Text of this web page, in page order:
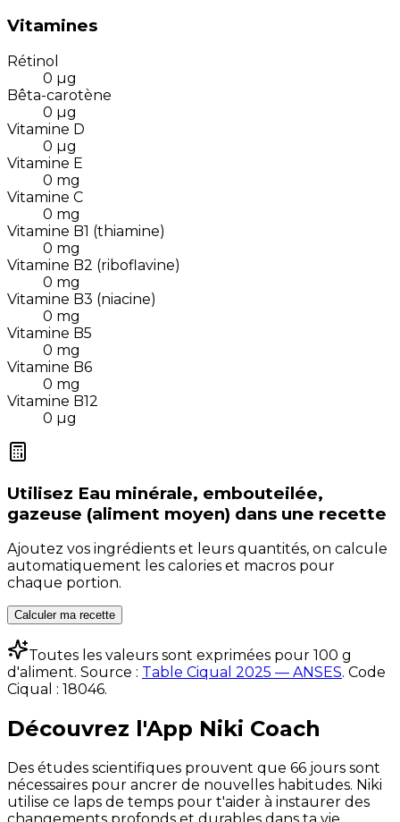
Vitamines
Rétinol
0 µg
Bêta-carotène
0 µg
Vitamine D
0 µg
Vitamine E
0 mg
Vitamine C
0 mg
Vitamine B1 (thiamine)
0 mg
Vitamine B2 (riboflavine)
0 mg
Vitamine B3 (niacine)
0 mg
Vitamine B5
0 mg
Vitamine B6
0 mg
Vitamine B12
0 µg
Utilisez Eau minérale, embouteilée,
gazeuse (aliment moyen) dans une recette
Ajoutez vos ingrédients et leurs quantités, on calcule
automatiquement les calories et macros pour
chaque portion.
Calculer ma recette
Toutes les valeurs sont exprimées pour 100 g
d'aliment. Source : Table Ciqual 2025 — ANSES. Code
Ciqual : 18046.
Découvrez l'App Niki Coach
Des études scientifiques prouvent que 66 jours sont
nécessaires pour ancrer de nouvelles habitudes. Niki
utilise ce laps de temps pour t'aider à instaurer des